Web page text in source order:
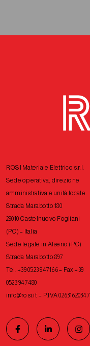
ROSI Materiale Elettrico s.r.l.
Sede operativa, direzione
amministrativa e unità locale
Strada Marabotto 180
29010 Castelnuovo Fogliani
(PC) – Italia
Sede legale in Alseno (PC)
Strada Marabotto 897
Tel. +39 0523 947166 – Fax +39
0523 947480
info@rosi.it– P.IVA 02631620347